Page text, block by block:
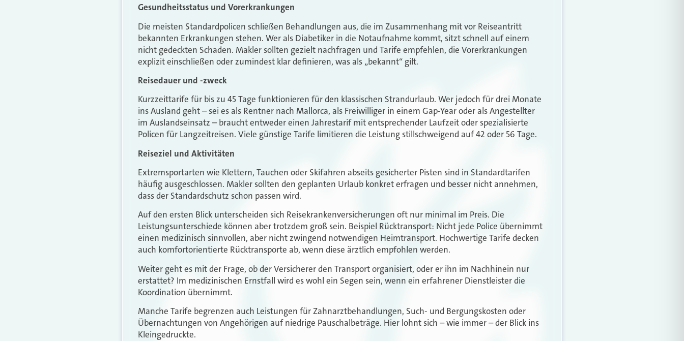
Gesundheitsstatus und Vorerkrankungen
Die meisten Standardpolicen schließen Behandlungen aus, die im Zusammenhang mit vor Reiseantritt
bekannten Erkrankungen stehen. Wer als Diabetiker in die Notaufnahme kommt, sitzt schnell auf einem
nicht gedeckten Schaden. Makler sollten gezielt nachfragen und Tarife empfehlen, die Vorerkrankungen
explizit einschließen oder zumindest klar definieren, was als „bekannt“ gilt.
Reisedauer und -zweck
Kurzzeittarife für bis zu 45 Tage funktionieren für den klassischen Strandurlaub. Wer jedoch für drei Monate
ins Ausland geht – sei es als Rentner nach Mallorca, als Freiwilliger in einem Gap-Year oder als Angestellter
im Auslandseinsatz – braucht entweder einen Jahrestarif mit entsprechender Laufzeit oder spezialisierte
Policen für Langzeitreisen. Viele günstige Tarife limitieren die Leistung stillschweigend auf 42 oder 56 Tage.
Reiseziel und Aktivitäten
Extremsportarten wie Klettern, Tauchen oder Skifahren abseits gesicherter Pisten sind in Standardtarifen
häufig ausgeschlossen. Makler sollten den geplanten Urlaub konkret erfragen und besser nicht annehmen,
dass der Standardschutz schon passen wird.
Auf den ersten Blick unterscheiden sich Reisekrankenversicherungen oft nur minimal im Preis. Die
Leistungsunterschiede können aber trotzdem groß sein. Beispiel Rücktransport: Nicht jede Police übernimmt
einen medizinisch sinnvollen, aber nicht zwingend notwendigen Heimtransport. Hochwertige Tarife decken
auch komfortorientierte Rücktransporte ab, wenn diese ärztlich empfohlen werden.
Weiter geht es mit der Frage, ob der Versicherer den Transport organisiert, oder er ihn im Nachhinein nur
erstattet? Im medizinischen Ernstfall wird es wohl ein Segen sein, wenn ein erfahrener Dienstleister die
Koordination übernimmt.
Manche Tarife begrenzen auch Leistungen für Zahnarztbehandlungen, Such- und Bergungskosten oder
Übernachtungen von Angehörigen auf niedrige Pauschalbeträge. Hier lohnt sich – wie immer – der Blick ins
Kleingedruckte.